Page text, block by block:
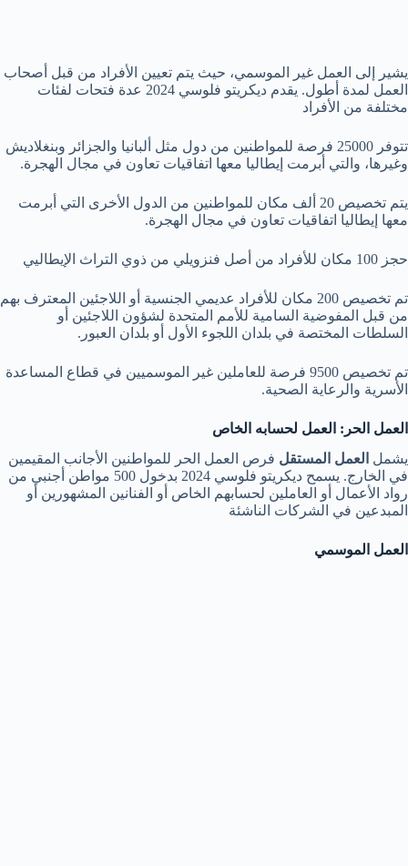
يشير إلى العمل غير الموسمي، حيث يتم تعيين الأفراد من قبل أصحاب
العمل لمدة أطول. يقدم ديكريتو فلوسي 2024 عدة فتحات لفئات
مختلفة من الأفراد
تتوفر 25000 فرصة للمواطنين من دول مثل ألبانيا والجزائر وبنغلاديش
وغيرها، والتي أبرمت إيطاليا معها اتفاقيات تعاون في مجال الهجرة.
يتم تخصيص 20 ألف مكان للمواطنين من الدول الأخرى التي أبرمت
معها إيطاليا اتفاقيات تعاون في مجال الهجرة.
حجز 100 مكان للأفراد من أصل فنزويلي من ذوي التراث الإيطاليي
تم تخصيص 200 مكان للأفراد عديمي الجنسية أو اللاجئين المعترف بهم
من قبل المفوضية السامية للأمم المتحدة لشؤون اللاجئين أو
السلطات المختصة في بلدان اللجوء الأول أو بلدان العبور.
تم تخصيص 9500 فرصة للعاملين غير الموسميين في قطاع المساعدة
الأسرية والرعاية الصحية.
العمل الحر: العمل لحسابه الخاص
يشمل العمل المستقل فرص العمل الحر للمواطنين الأجانب المقيمين
في الخارج. يسمح ديكريتو فلوسي 2024 بدخول 500 مواطن أجنبي من
رواد الأعمال أو العاملين لحسابهم الخاص أو الفنانين المشهورين أو
المبدعين في الشركات الناشئة
العمل الموسمي